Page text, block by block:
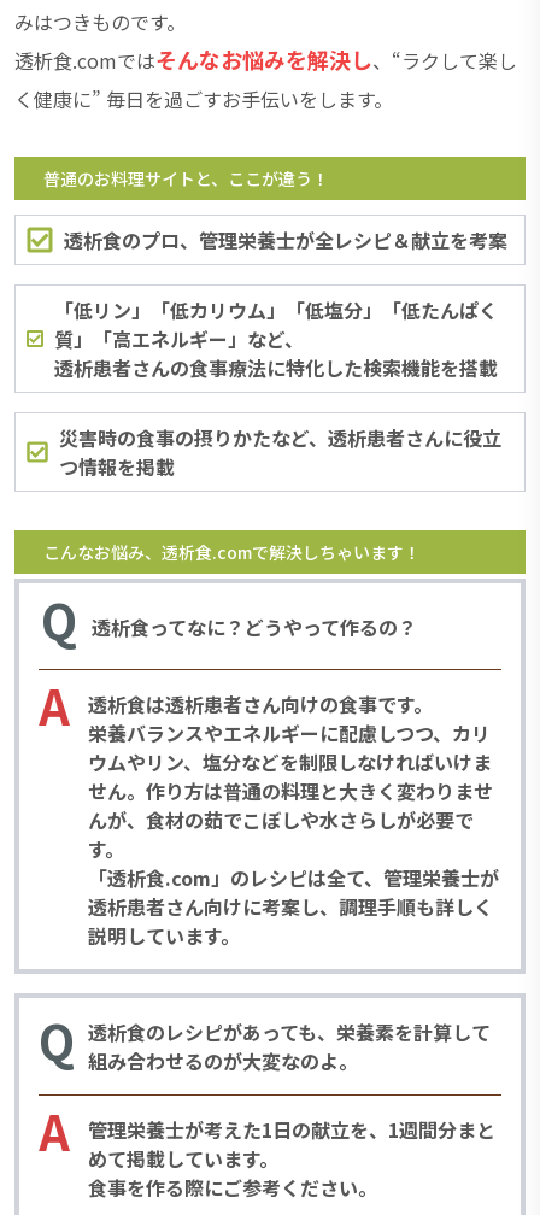
みはつきものです。
透析食.comではそんなお悩みを解決し、“ラクして楽し
く健康に” 毎日を過ごすお手伝いをします。
普通のお料理サイトと、ここが違う！
透析食のプロ、管理栄養士が全レシピ＆献立を考案
「低リン」「低カリウム」「低塩分」「低たんぱく
質」「高エネルギー」など、
透析患者さんの食事療法に特化した検索機能を搭載
災害時の食事の摂りかたなど、透析患者さんに役立
つ情報を掲載
こんなお悩み、透析食.comで解決しちゃいます！
Q 透析食ってなに？どうやって作るの？
A
透析食は透析患者さん向けの食事です。
栄養バランスやエネルギーに配慮しつつ、カリ
ウムやリン、塩分などを制限しなければいけま
せん。作り方は普通の料理と大きく変わりませ
んが、食材の茹でこぼしや水さらしが必要で
す。
「透析食.com」のレシピは全て、管理栄養士が
透析患者さん向けに考案し、調理手順も詳しく
説明しています。
Q 透析食のレシピがあっても、栄養素を計算して
組み合わせるのが大変なのよ。
A
管理栄養士が考えた1日の献立を、1週間分まと
めて掲載しています。
食事を作る際にご参考ください。